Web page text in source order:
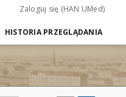
Zaloguj się (HAN UMed)
HISTORIA PRZEGLĄDANIA